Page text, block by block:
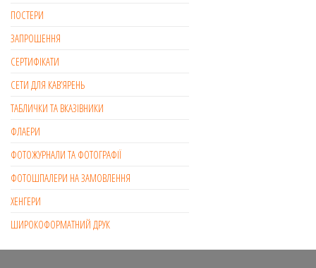
ПОСТЕРИ
ЗАПРОШЕННЯ
СЕРТИФІКАТИ
СЕТИ ДЛЯ КАВ’ЯРЕНЬ
ТАБЛИЧКИ ТА ВКАЗІВНИКИ
ФЛАЕРИ
ФОТОЖУРНАЛИ ТА ФОТОГРАФІЇ
ФОТОШПАЛЕРИ НА ЗАМОВЛЕННЯ
ХЕНГЕРИ
ШИРОКОФОРМАТНИЙ ДРУК